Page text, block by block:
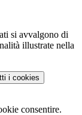
si avvalgono di
illustrate nella
i cookies
consentire.